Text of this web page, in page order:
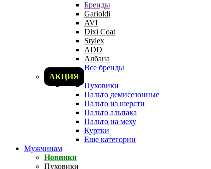
Бренды
Garioldi
AVI
Dixi Coat
Stylex
ADD
Албана
Все бренды
АКЦИЯ
Пуховики
Пальто демисезонные
Пальто из шерсти
Пальто альпака
Пальто на меху
Куртки
Еще категории
Мужчинам
Новинки
Пуховики